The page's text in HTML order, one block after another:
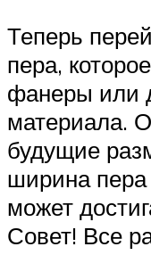
Теперь
пера,
фанеры или
материала.
будущие
ширина
может
Совет! Все